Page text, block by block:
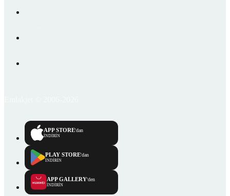
APP STORE'dan
İNDİRİN
PLAY STORE'dan
İNDİRİN
APP GALLERY'den
İNDİRİN